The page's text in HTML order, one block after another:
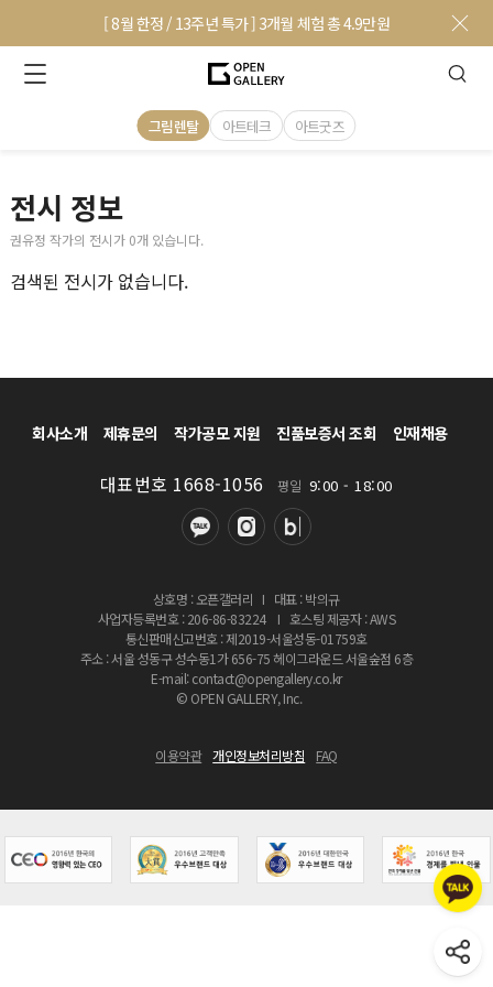
[ 8월 한정 / 13주년 특가 ] 3개월 체험 총 4.9만원
그림렌탈 아트테크 아트굿즈
전시 정보
권유정 작가의 전시가 0개 있습니다.
검색된 전시가 없습니다.
회사소개 제휴문의 작가공모 지원 진품보증서 조회 인재채용
대표번호 1668-1056 평일 9:00 - 18:00
상호명 : 오픈갤러리 I 대표 : 박의규
사업자등록번호 : 206-86-83224
I 호스팅 제공자 : AWS
통신판매신고번호 : 제2019-서울성동-01759호
주소 : 서울 성동구 성수동1가 656-75 헤이그라운드 서울숲점 6층
E-mail: contact@opengallery.co.kr
© OPEN GALLERY, Inc.
이용약관 개인정보처리방침 FAQ